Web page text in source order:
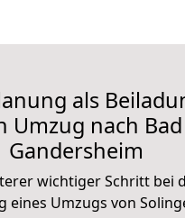
als
Umzug nach Bad
Gandersheim
wichtiger Schritt bei
eines Umzugs von